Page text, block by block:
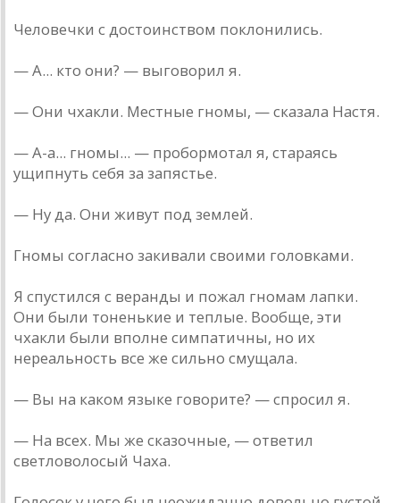
Человечки с достоинством поклонились.
— А... кто они? — выговорил я.
— Они чхакли. Местные гномы, — сказала Настя.
— А-а... гномы... — пробормотал я, стараясь
ущипнуть себя за запястье.
— Ну да. Они живут под землей.
Гномы согласно закивали своими головками.
Я спустился с веранды и пожал гномам лапки.
Они были тоненькие и теплые. Вообще, эти
чхакли были вполне симпатичны, но их
нереальность все же сильно смущала.
— Вы на каком языке говорите? — спросил я.
— На всех. Мы же сказочные, — ответил
светловолосый Чаха.